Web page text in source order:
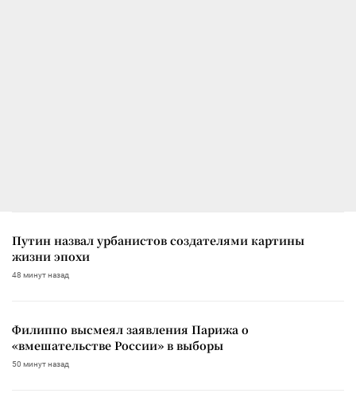
Путин назвал урбанистов создателями картины
жизни эпохи
48 минут назад
Филиппо высмеял заявления Парижа о
«вмешательстве России» в выборы
50 минут назад